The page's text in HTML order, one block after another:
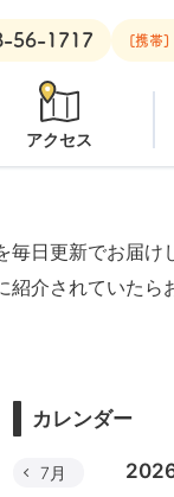
ン 安良里ボート：
56-1717 [携帯]
アクセス
日更新でお届け
紹介されていたら
カレンダー
7月